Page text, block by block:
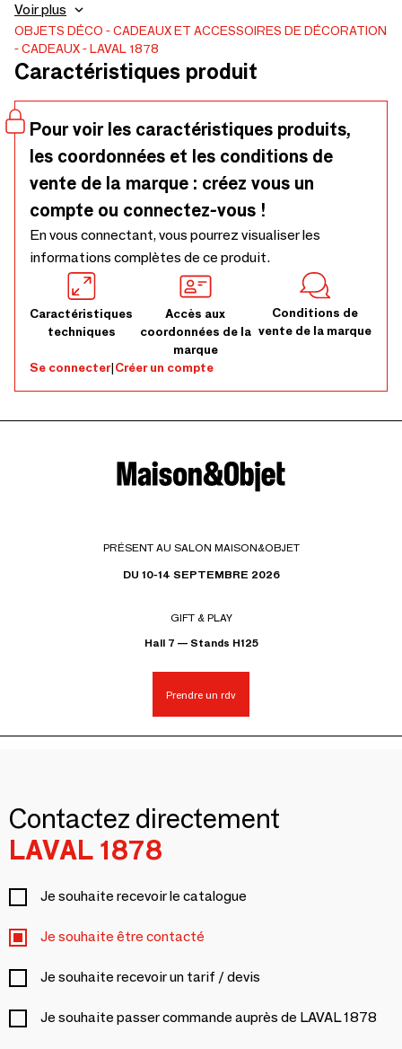
produit
Voir plus
OBJETS DÉCO
CADEAUX ET ACCESSOIRES DE DÉCORATION
CADEAUX
LAVAL 1878
Caractéristiques produit
Pour voir les caractéristiques produits,
les coordonnées et les conditions de
vente de la marque : créez vous un
compte ou connectez-vous !
En vous connectant, vous pourrez visualiser les
informations complètes de ce produit.
Caractéristiques
techniques
Accès aux
coordonnées de la
marque
Conditions de
vente de la marque
Se connecter|Créer un compte
PRÉSENT AU SALON MAISON&OBJET
DU 10-14 SEPTEMBRE 2026
GIFT & PLAY
Hall 7 — Stands H125
Prendre un rdv
Contactez directement
LAVAL 1878
Je souhaite recevoir le catalogue
Je souhaite être contacté
Je souhaite recevoir un tarif / devis
Je souhaite passer commande auprès de LAVAL 1878